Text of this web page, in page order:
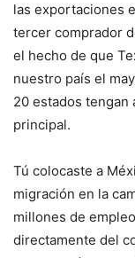
las exportaciones
tercer comprador
el hecho de que
nuestro país el
20 estados tengan
principal.
Tú colocaste a
migración en la
millones de
directamente del